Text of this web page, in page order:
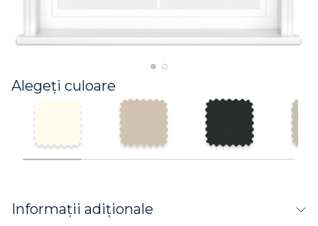
Alegeți culoare
Informații adiționale